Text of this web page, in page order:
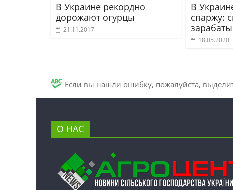
В Украине рекордно
дорожают огурцы
21.11.2017
В
спаржу:
18.05.2020
Если вы нашли ошибку, пожалуйста,
О НАС